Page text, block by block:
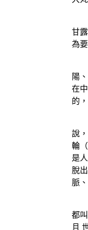
甘
為
陽
在
的
說
輪
是
脫
脈
都
且